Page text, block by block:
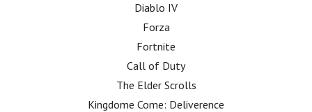
Diablo IV
Forza
Fortnite
Call of Duty
The Elder Scrolls
Kingdome Come: Deliverence